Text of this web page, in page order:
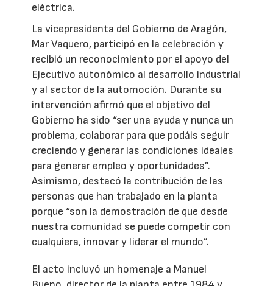
eléctrica.
La vicepresidenta del Gobierno de Aragón,
Mar Vaquero, participó en la celebración y
recibió un reconocimiento por el apoyo del
Ejecutivo autonómico al desarrollo industrial
y al sector de la automoción. Durante su
intervención afirmó que el objetivo del
Gobierno ha sido “ser una ayuda y nunca un
problema, colaborar para que podáis seguir
creciendo y generar las condiciones ideales
para generar empleo y oportunidades”.
Asimismo, destacó la contribución de las
personas que han trabajado en la planta
porque “son la demostración de que desde
nuestra comunidad se puede competir con
cualquiera, innovar y liderar el mundo”.
El acto incluyó un homenaje a Manuel